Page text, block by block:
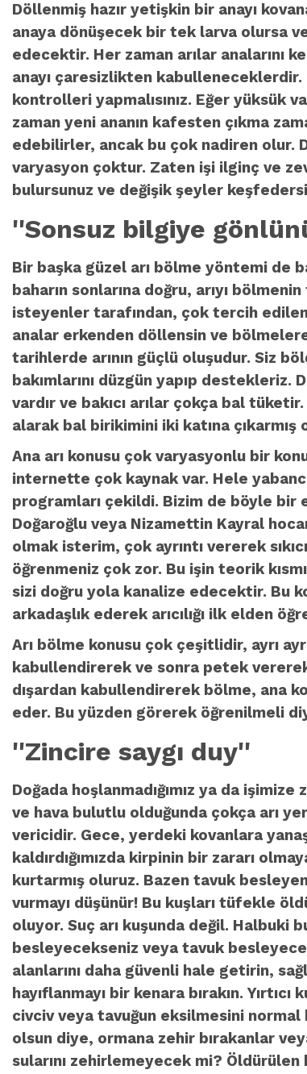
Döllenmiş hazır yetişkin bir anayı
anaya dönüşecek bir tek larva olursa
edecektir. Her zaman arılar analarını
anayı çaresizlikten kabulleneceklerdir.
kontrolleri yapmalısınız. Eğer yüksük
zaman yeni ananın kafesten çıkma
edebilirler, ancak bu çok nadiren olur.
varyasyon çoktur. Zaten işi ilginç ve
bulursunuz ve değişik şeyler
''Sonsuz bilgiye
Bir başka güzel arı bölme yöntemi de
baharın sonlarına doğru, arıyı
isteyenler tarafından, çok tercih
analar erkenden döllensin ve
tarihlerde arının güçlü oluşudur. Siz
bakımlarını düzgün yapıp
vardır ve bakıcı arılar çokça bal
alarak bal birikimini iki katına
Ana arı konusu çok varyasyonlu bir
internette çok kaynak var. Hele
programları çekildi. Bizim de böyle bir
Doğaroğlu veya Nizamettin Kayral
olmak isterim, çok ayrıntı vererek
öğrenmeniz çok zor. Bu işin teorik
sizi doğru yola kanalize edecektir. Bu
arkadaşlık ederek arıcılığı ilk elden
Arı bölme konusu çok çeşitlidir, ayrı
kabullendirerek ve sonra petek
dışardan kabullendirerek bölme, ana
eder. Bu yüzden görerek öğrenilmeli
''Zincire saygı duy''
Doğada hoşlanmadığımız ya da
ve hava bulutlu olduğunda çokça arı
vericidir. Gece, yerdeki kovanlara
kaldırdığımızda kirpinin bir zararı
kurtarmış oluruz. Bazen tavuk
vurmayı düşünür! Bu kuşları tüfekle
oluyor. Suç arı kuşunda değil. Halbuki
besleyecekseniz veya tavuk
alanlarını daha güvenli hale getirin,
hayıflanmayı bir kenara bırakın.
civciv veya tavuğun eksilmesini normal
olsun diye, ormana zehir bırakanlar
sularını zehirlemeyecek mi? Öldürülen